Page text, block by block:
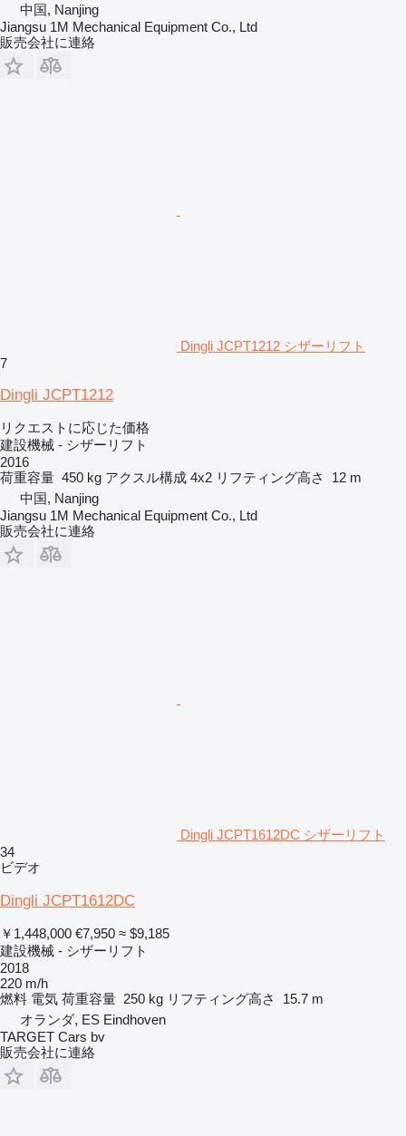
中国, Nanjing
Jiangsu 1M Mechanical Equipment Co., Ltd
販売会社に連絡
Dingli JCPT1212 シザーリフト
7
Dingli JCPT1212
リクエストに応じた価格
建設機械 - シザーリフト
2016
荷重容量 450 kg アクスル構成 4x2 リフティング高さ
12 m
中国, Nanjing
Jiangsu 1M Mechanical Equipment Co., Ltd
販売会社に連絡
Dingli JCPT1612DC シザーリフト
34
ビデオ
Dingli JCPT1612DC
￥1,448,000 €7,950 ≈ $9,185
建設機械 - シザーリフト
2018
220 m/h
燃料 電気 荷重容量 250 kg リフティング高さ
15.7 m
オランダ, ES Eindhoven
TARGET Cars bv
販売会社に連絡